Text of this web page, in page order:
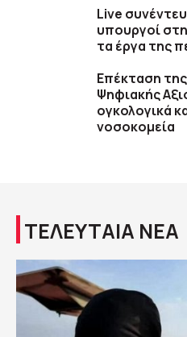
Live
υπουργοί
τα έργα της
Επέκταση
Ψηφιακής
ογκολογικά
νοσοκομεία
ΤΕΛΕΥΤΑΙΑ ΝΕΑ